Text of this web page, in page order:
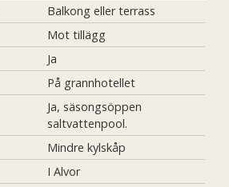
Balkong eller terrass
Mot tillägg
Ja
På grannhotellet
Ja, säsongsöppen
saltvattenpool.
Mindre kylskåp
I Alvor